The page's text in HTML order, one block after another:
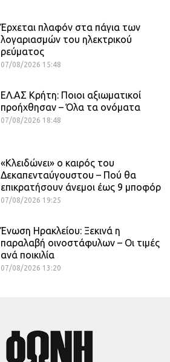
Έρχεται πλαφόν στα πάγια των
λογαριασμών του ηλεκτρικού
ρεύματος
07/08/2026 15:48
ΕΛ.ΑΣ Κρήτη: Ποιοι αξιωματικοί
προήχθησαν – Όλα τα ονόματα
07/08/2026 18:48
«Κλειδώνει» ο καιρός του
Δεκαπενταύγουστου – Πού θα
επικρατήσουν άνεμοι έως 9 μποφόρ
07/08/2026 19:25
Ένωση Ηρακλείου: Ξεκινά η
παραλαβή οινοστάφυλων – Οι τιμές
ανά ποικιλία
07/08/2026 13:20